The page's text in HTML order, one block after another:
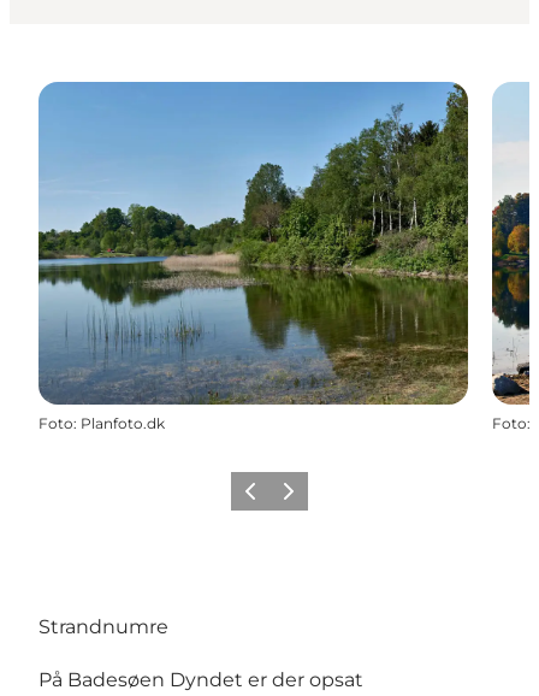
Foto: Planfoto.dk Foto:
Forrige billede
Næste billede
Strandnumre
På Badesøen Dyndet er der opsat